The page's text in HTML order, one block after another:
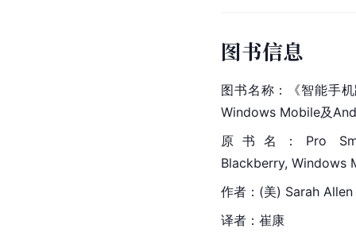
图书信息
图书名称：《智能手
Windows Mobile及
原书名：Pro
Blackberry, Windows
作者：(美) Sarah
译者：崔康